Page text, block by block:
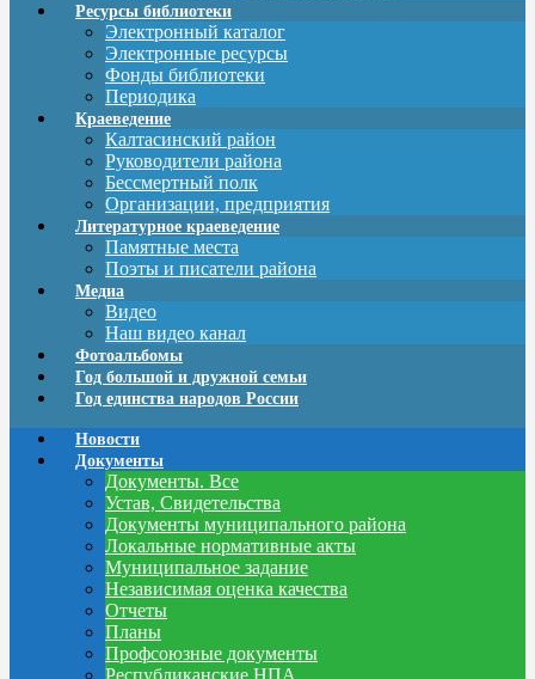
Ресурсы библиотеки
Электронный каталог
Электронные ресурсы
Фонды библиотеки
Периодика
Краеведение
Калтасинский район
Руководители района
Бессмертный полк
Организации, предприятия
Литературное краеведение
Памятные места
Поэты и писатели района
Медиа
Видео
Наш видео канал
Фотоальбомы
Год большой и дружной семьи
Год единства народов России
Новости
Документы
Документы. Все
Устав, Свидетельства
Документы муниципального района
Локальные нормативные акты
Муниципальное задание
Независимая оценка качества
Отчеты
Планы
Профсоюзные документы
Республиканские НПА